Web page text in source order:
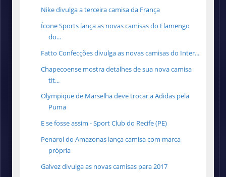
Nike divulga a terceira camisa da França
Ícone Sports lança as novas camisas do Flamengo
do...
Fatto Confecções divulga as novas camisas do Inter...
Chapecoense mostra detalhes de sua nova camisa
tit...
Olympique de Marselha deve trocar a Adidas pela
Puma
E se fosse assim - Sport Club do Recife (PE)
Penarol do Amazonas lança camisa com marca
própria
Galvez divulga as novas camisas para 2017